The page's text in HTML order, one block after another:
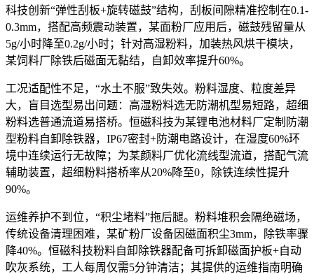
科技创新“弹性刮板+旋转磁鼓”结构，刮板间隙精准控制在0.1-
0.3mm，搭配高频震动装置，某面粉厂应用后，磁鼓残留量从
5g/小时降至0.2g/小时；针对高湿粉料，加装热风烘干模块，
某饲料厂除铁后磁面无黏结，自卸效率提升60%。
工况适配性不足， “水土不服”致失效。粉料湿度、粒度差异
大，盲目选型易出问题：高湿粉料选无防潮机型易短路，超细
粉料选普通流道易搭桥。恒磁科技为某锂电池材料厂定制防潮
型粉料自卸除铁器， IP67密封+防潮电路设计，在湿度60%环
境中连续运行无故障；为某颜料厂优化流线型流道，搭配气流
辅助装置，超细粉料搭桥率从20%降至0，除铁连续性提升
90%。
运维养护不到位， “积尘堵料”拖后腿。粉料堆积会隔绝磁场，
传统设备清理困难，某矿粉厂设备因磁面积尘3mm，除铁率骤
降40%。恒磁科技粉料自卸除铁器配备可拆卸磁面护板+自动
吹灰系统，工人每周仅需5分钟清洁；其提供的运维指南明确